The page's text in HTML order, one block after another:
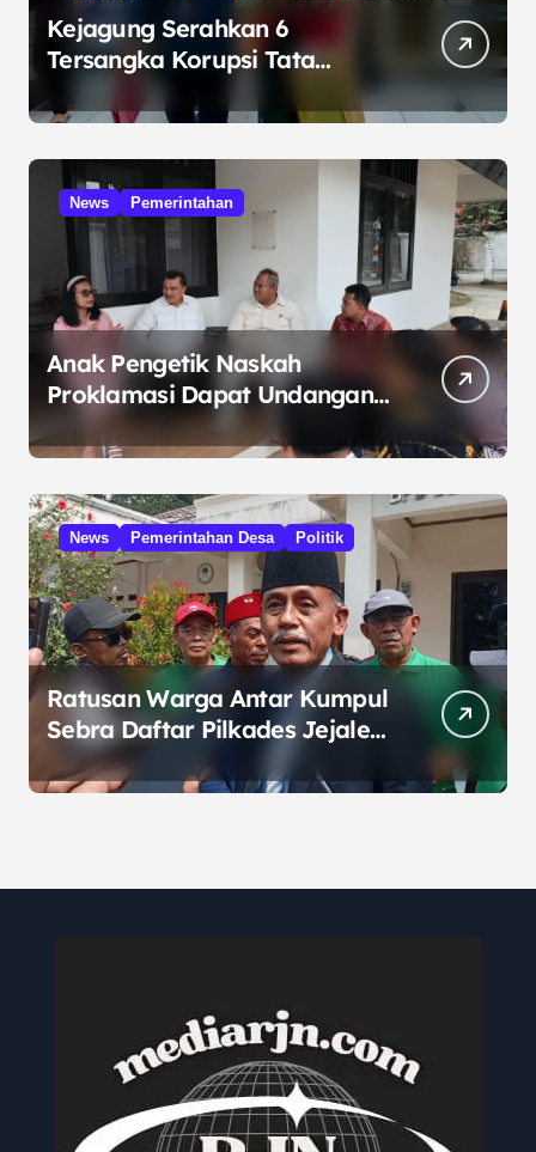
Kejagung Serahkan 6
Tersangka Korupsi Tata
Kelola Minyak ke Penuntut
Umum
News Pemerintahan
Anak Pengetik Naskah
Proklamasi Dapat Undangan
HUT RI dari Presiden
Prabowo
News Pemerintahan Desa Politik
Ratusan Warga Antar Kumpul
Sebra Daftar Pilkades Jejalen
Jaya, Serukan Pemilu Damai